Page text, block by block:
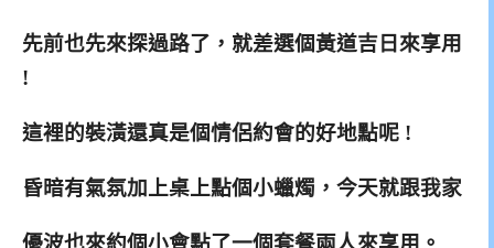
先前也先來探過路了，就差選個黃道吉日來享用
!
這裡的裝潢還真是個情侶約會的好地點呢 !
昏暗有氣氛加上桌上點個小蠟燭，今天就跟我家
優波也來約個小會點了一個套餐兩人來享用。